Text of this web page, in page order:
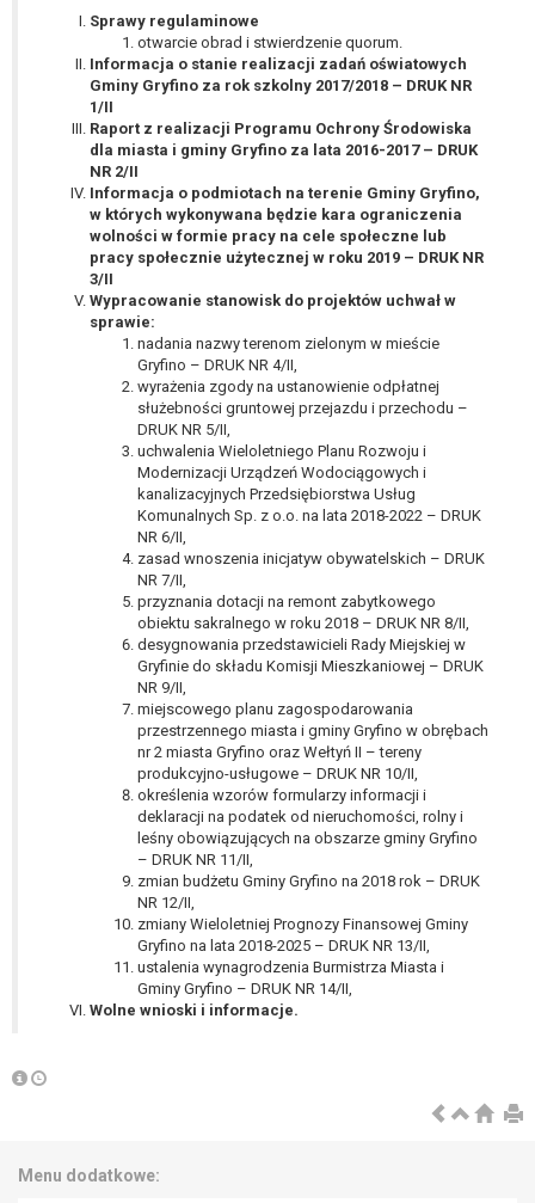
Sprawy regulaminowe
otwarcie obrad i stwierdzenie quorum.
Informacja o stanie realizacji zadań oświatowych
Gminy Gryfino za rok szkolny 2017/2018 – DRUK NR
1/II
Raport z realizacji Programu Ochrony Środowiska
dla miasta i gminy Gryfino za lata 2016-2017 – DRUK
NR 2/II
Informacja o podmiotach na terenie Gminy Gryfino,
w których wykonywana będzie kara ograniczenia
wolności w formie pracy na cele społeczne lub
pracy społecznie użytecznej w roku 2019 – DRUK NR
3/II
Wypracowanie stanowisk do projektów uchwał w
sprawie:
nadania nazwy terenom zielonym w mieście
Gryfino – DRUK NR 4/II,
wyrażenia zgody na ustanowienie odpłatnej
służebności gruntowej przejazdu i przechodu –
DRUK NR 5/II,
uchwalenia Wieloletniego Planu Rozwoju i
Modernizacji Urządzeń Wodociągowych i
kanalizacyjnych Przedsiębiorstwa Usług
Komunalnych Sp. z o.o. na lata 2018-2022 – DRUK
NR 6/II,
zasad wnoszenia inicjatyw obywatelskich – DRUK
NR 7/II,
przyznania dotacji na remont zabytkowego
obiektu sakralnego w roku 2018 – DRUK NR 8/II,
desygnowania przedstawicieli Rady Miejskiej w
Gryfinie do składu Komisji Mieszkaniowej – DRUK
NR 9/II,
miejscowego planu zagospodarowania
przestrzennego miasta i gminy Gryfino w obrębach
nr 2 miasta Gryfino oraz Wełtyń II – tereny
produkcyjno-usługowe – DRUK NR 10/II,
określenia wzorów formularzy informacji i
deklaracji na podatek od nieruchomości, rolny i
leśny obowiązujących na obszarze gminy Gryfino
– DRUK NR 11/II,
zmian budżetu Gminy Gryfino na 2018 rok – DRUK
NR 12/II,
zmiany Wieloletniej Prognozy Finansowej Gminy
Gryfino na lata 2018-2025 – DRUK NR 13/II,
ustalenia wynagrodzenia Burmistrza Miasta i
Gminy Gryfino – DRUK NR 14/II,
Wolne wnioski i informacje.
Menu dodatkowe:
interesie publicznym lub w ramach
sprawowania władzy publicznej
powierzonej administratorowi bądź
wynikających z prawnie
realizowanych przez administratora
lub przez stronę trzecią.
Z przyczyn związanych z Pani/Pana
szczególną sytuacją. W razie wniesienia
sprzeciwu, administrator nie może już
przetwarzać tych danych osobowych, chyba
że wykaże on istnienie ważnych prawnie
uzasadnionych podstaw do przetwarzania,
nadrzędnych wobec interesów, praw i
wolności osoby, której dane dotyczą, lub
podstaw do ustalenia, dochodzenia lub
obrony roszczeń.
W przypadku gdy przetwarzanie danych
osobowych odbywa się na podstawie zgody osoby
na przetwarzanie danych osobowych (art. 6 ust. 1
lit a RODO), przysługuje Pani/Panu prawo do
cofnięcia tej zgody w dowolnym momencie.
Cofnięcie to nie ma wpływu na zgodność
przetwarzania, którego dokonano na podstawie
zgody przed jej cofnięciem.
Przysługuje Pani/Panu prawo wniesienia skargi do
organu nadzorczego na niezgodne z prawem
przetwarzanie Pani/Pana danych osobowych
przez administratora.
Organem właściwym do wniesienia skargi jest
Prezes Urzędu Ochrony Danych Osobowych.
W zależności od sfery, w której przetwarzane są
dane osobowe, podanie danych osobowych jest
dobrowolne albo jest wymogiem ustawowym lub
umownym.
Pani/Pana dane nie będą poddawane